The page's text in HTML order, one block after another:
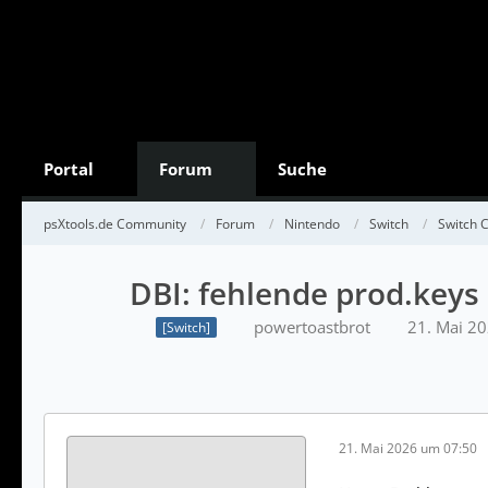
Portal Forum Suche
psXtools.de Community Forum Nintendo Switch Switch
DBI: fehlende prod.keys
[Switch] powertoastbrot 21. Mai
21. Mai 2026 um 07:50